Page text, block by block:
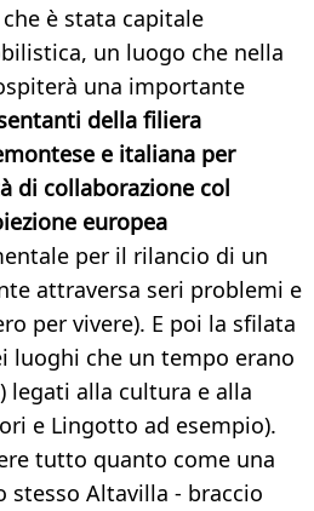
è stata capitale
un luogo che nella
una importante
della filiera
e italiana per
di collaborazione col
europea
per il rilancio di un
attraversa seri problemi e
per vivere). E poi la sfilata
luoghi che un tempo erano
legati alla cultura e alla
e Lingotto ad esempio).
tutto quanto come una
stesso Altavilla - braccio